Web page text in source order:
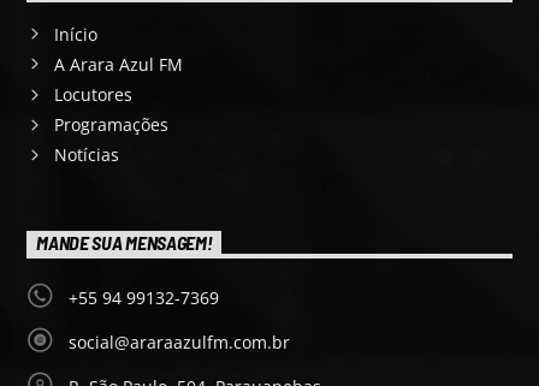
Início
A Arara Azul FM
Locutores
Programações
Notícias
MANDE SUA MENSAGEM!
+55 94 99132-7369
social@araraazulfm.com.br